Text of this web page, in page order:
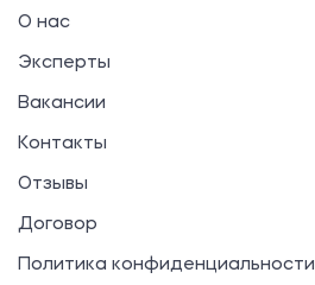
О нас
Эксперты
Вакансии
Контакты
Отзывы
Договор
Политика конфиденциальности